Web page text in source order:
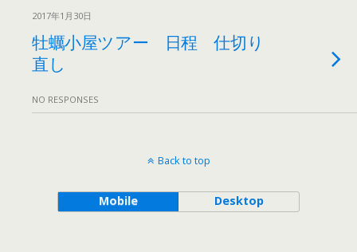
2017年1月30日
牡蠣小屋ツアー 日程 仕切り
直し
NO RESPONSES
Back to top
Mobile Desktop